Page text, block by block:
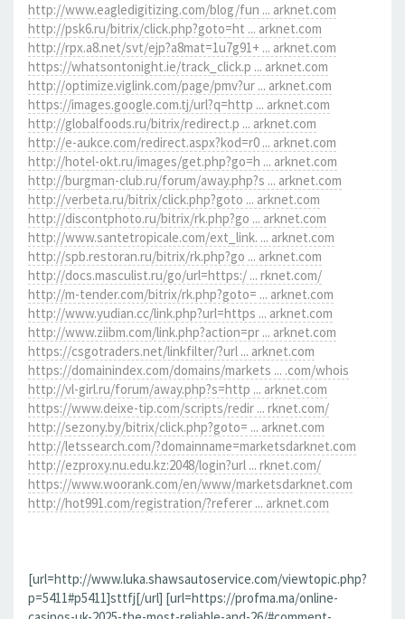
http://www.eagledigitizing.com/blog/fun ... arknet.com
http://psk6.ru/bitrix/click.php?goto=ht ... arknet.com
http://rpx.a8.net/svt/ejp?a8mat=1u7g91+ ... arknet.com
https://whatsontonight.ie/track_click.p ... arknet.com
http://optimize.viglink.com/page/pmv?ur ... arknet.com
https://images.google.com.tj/url?q=http ... arknet.com
http://globalfoods.ru/bitrix/redirect.p ... arknet.com
http://e-aukce.com/redirect.aspx?kod=r0 ... arknet.com
http://hotel-okt.ru/images/get.php?go=h ... arknet.com
http://burgman-club.ru/forum/away.php?s ... arknet.com
http://verbeta.ru/bitrix/click.php?goto ... arknet.com
http://discontphoto.ru/bitrix/rk.php?go ... arknet.com
http://www.santetropicale.com/ext_link. ... arknet.com
http://spb.restoran.ru/bitrix/rk.php?go ... arknet.com
http://docs.masculist.ru/go/url=https:/ ... rknet.com/
http://m-tender.com/bitrix/rk.php?goto= ... arknet.com
http://www.yudian.cc/link.php?url=https ... arknet.com
http://www.ziibm.com/link.php?action=pr ... arknet.com
https://csgotraders.net/linkfilter/?url ... arknet.com
https://domainindex.com/domains/markets ... .com/whois
http://vl-girl.ru/forum/away.php?s=http ... arknet.com
https://www.deixe-tip.com/scripts/redir ... rknet.com/
http://sezony.by/bitrix/click.php?goto= ... arknet.com
http://letssearch.com/?domainname=marketsdarknet.com
http://ezproxy.nu.edu.kz:2048/login?url ... rknet.com/
https://www.woorank.com/en/www/marketsdarknet.com
http://hot991.com/registration/?referer ... arknet.com
[url=http://www.luka.shawsautoservice.com/viewtopic.php?
p=5411#p5411]sttfj[/url] [url=https://profma.ma/online-